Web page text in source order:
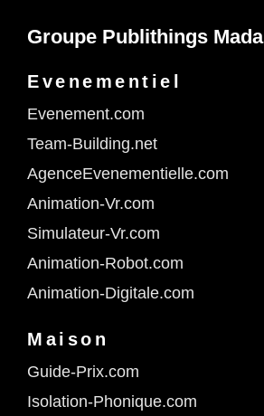
Groupe Publithings Mada
Evenementiel
Evenement.com
Team-Building.net
AgenceEvenementielle.com
Animation-Vr.com
Simulateur-Vr.com
Animation-Robot.com
Animation-Digitale.com
Maison
Guide-Prix.com
Isolation-Phonique.com